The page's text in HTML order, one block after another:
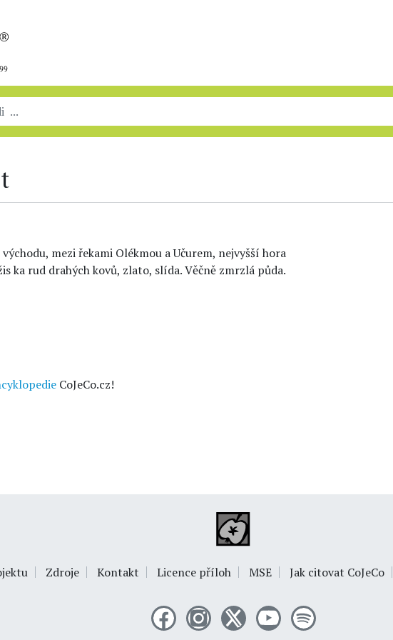
mezi řekami Olékmou a Učurem, nejvyšší hora
ka rud drahých kovů, zlato, slída. Věčně zmrzlá půda.
CoJeCo.cz!
Zdroje Kontakt Licence příloh MSE Jak citovat CoJeCo